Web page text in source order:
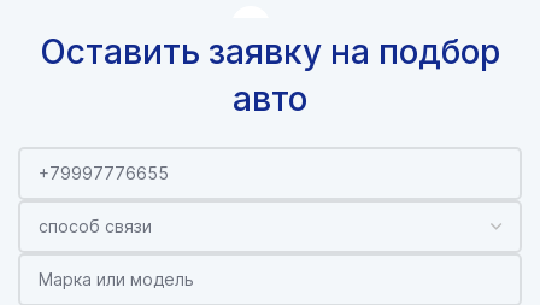
Оставить заявку на подбор
авто